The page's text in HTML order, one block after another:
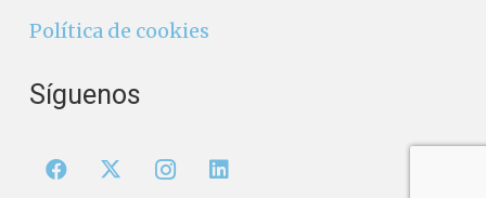
Política de cookies
Síguenos